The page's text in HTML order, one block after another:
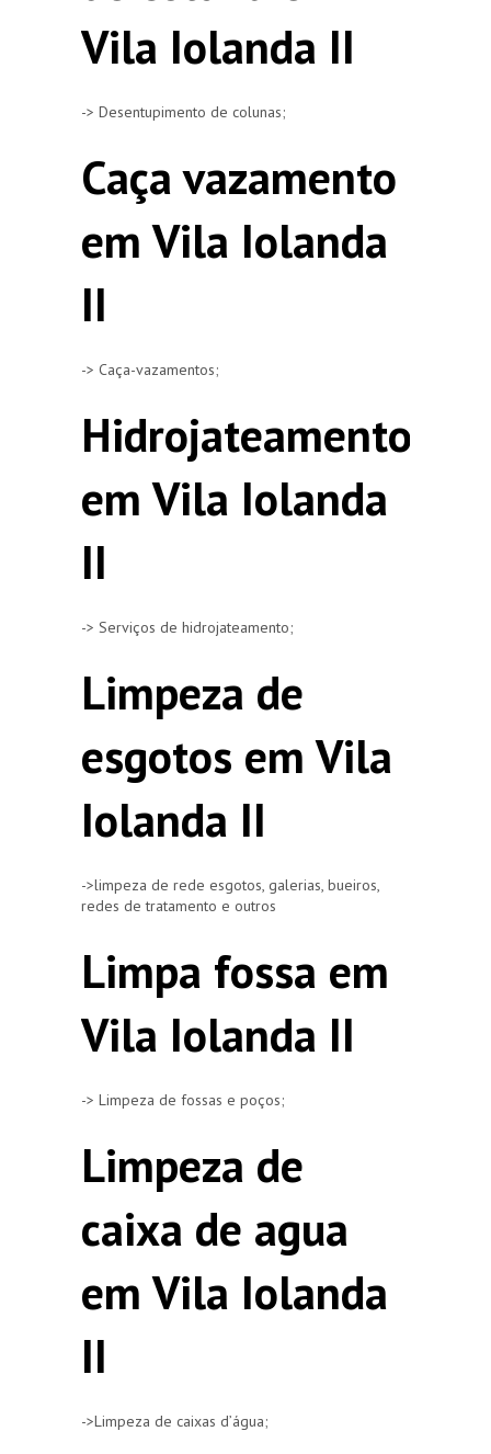
Vila Iolanda II
-> Desentupimento de colunas;
Caça vazamento
em Vila Iolanda
II
-> Caça-vazamentos;
Hidrojateamento
em Vila Iolanda
II
-> Serviços de hidrojateamento;
Limpeza de
esgotos em Vila
Iolanda II
->limpeza de rede esgotos, galerias, bueiros,
redes de tratamento e outros
Limpa fossa em
Vila Iolanda II
-> Limpeza de fossas e poços;
Limpeza de
caixa de agua
em Vila Iolanda
II
->Limpeza de caixas d’água;